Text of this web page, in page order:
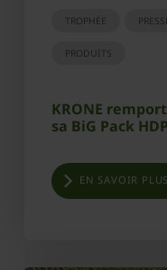
TROPHÉE
PRODUITS
KRONE
sa BiG Pack
EN SAVOIR PLUS